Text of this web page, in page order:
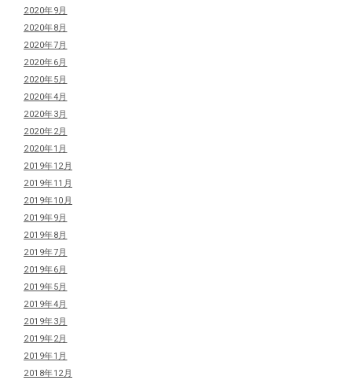
2020年9月
2020年8月
2020年7月
2020年6月
2020年5月
2020年4月
2020年3月
2020年2月
2020年1月
2019年12月
2019年11月
2019年10月
2019年9月
2019年8月
2019年7月
2019年6月
2019年5月
2019年4月
2019年3月
2019年2月
2019年1月
2018年12月